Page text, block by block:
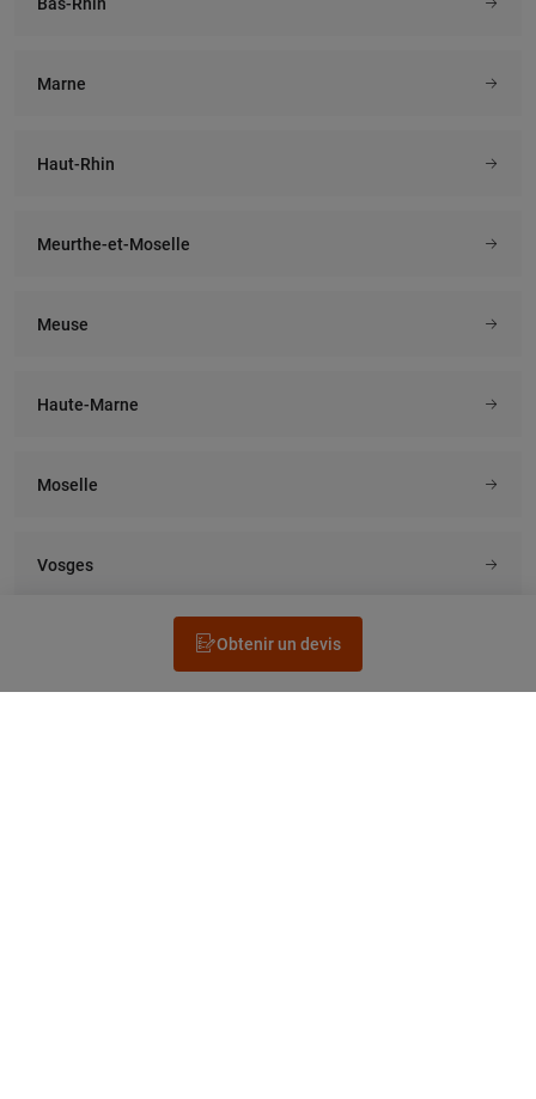
Obtenir un devis
Marne
Haut-Rhin
Meurthe-et-Moselle
Meuse
Haute-Marne
Moselle
Vosges